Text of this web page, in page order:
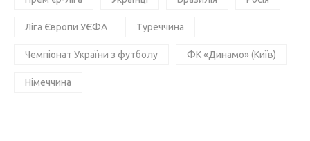
Ліга Європи УЄФА Туреччина
Чемпіонат України з футболу ФК «Динамо» (Київ)
Німеччина